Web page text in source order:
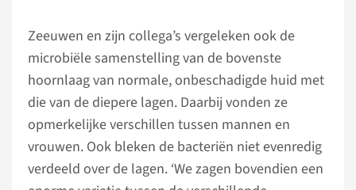
Zeeuwen en zijn collega’s vergeleken ook de
microbiële samenstelling van de bovenste
hoornlaag van normale, onbeschadigde huid met
die van de diepere lagen. Daarbij vonden ze
opmerkelijke verschillen tussen mannen en
vrouwen. Ook bleken de bacteriën niet evenredig
verdeeld over de lagen. ‘We zagen bovendien een